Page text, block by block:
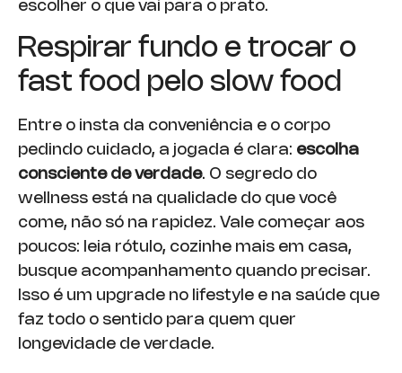
escolher o que vai para o prato.
Respirar fundo e trocar o
fast food pelo slow food
Entre o insta da conveniência e o corpo
pedindo cuidado, a jogada é clara: escolha
consciente de verdade. O segredo do
wellness está na qualidade do que você
come, não só na rapidez. Vale começar aos
poucos: leia rótulo, cozinhe mais em casa,
busque acompanhamento quando precisar.
Isso é um upgrade no lifestyle e na saúde que
faz todo o sentido para quem quer
longevidade de verdade.